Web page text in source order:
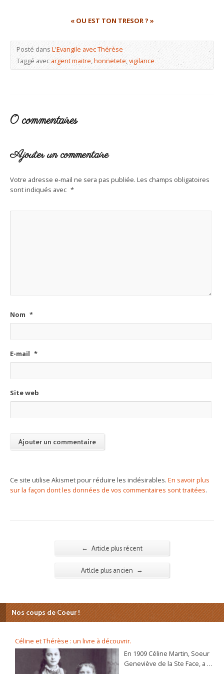
« OU EST TON TRESOR ? »
Posté dansL'Evangile avec Thérèse
Taggé avecargent maitre,honnetete,vigilance
0 commentaires
Ajouter un commentaire
Votre adresse e-mail ne sera pas publiée. Les champs obligatoires
sont indiqués avec *
Nom *
E-mail *
Site web
Ce site utilise Akismet pour réduire les indésirables. En savoir plus
sur la façon dont les données de vos commentaires sont traitées.
← Article plus récent
Artlcle plus ancien →
Nos coups de Coeur !
Céline et Thérèse : un livre à découvrir.
En 1909 Céline Martin, Soeur
Geneviève de la Ste Face, a 40